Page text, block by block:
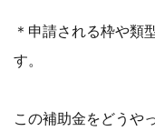
＊申請される枠や類
す。
この補助金をどうや